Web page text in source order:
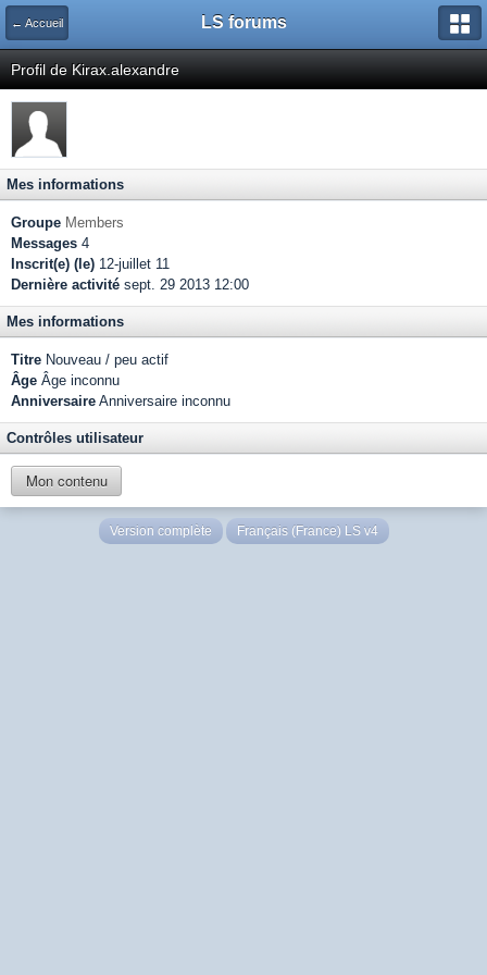
← Accueil LS forums
Profil de Kirax.alexandre
Mes informations
Groupe Members
Messages 4
Inscrit(e) (le) 12-juillet 11
Dernière activité sept. 29 2013 12:00
Mes informations
Titre Nouveau / peu actif
Âge Âge inconnu
Anniversaire Anniversaire inconnu
Contrôles utilisateur
Mon contenu
Version complète Français (France) LS v4